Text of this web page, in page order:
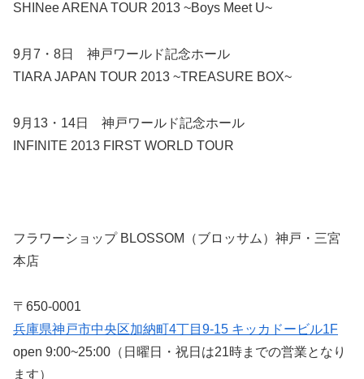
SHINee ARENA TOUR 2013 ~Boys Meet U~
9月7・8日 神戸ワールド記念ホール
TIARA JAPAN TOUR 2013 ~TREASURE BOX~
9月13・14日 神戸ワールド記念ホール
INFINITE 2013 FIRST WORLD TOUR
フラワーショップ BLOSSOM（ブロッサム）神戸・三宮
本店
〒650-0001
兵庫県神戸市中央区加納町4丁目9-15 キッカドービル1F
open 9:00~25:00（日曜日・祝日は21時までの営業となり
ます）